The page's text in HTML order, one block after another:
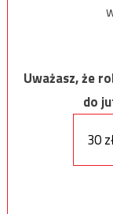
Uważasz, że
do
30